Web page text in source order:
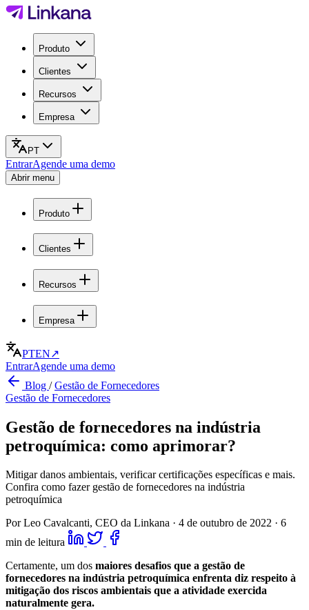
Produto
Clientes
Recursos
Empresa
PT
EntrarAgende uma demo
Abrir menu
Produto
Clientes
Recursos
Empresa
PTEN↗
EntrarAgende uma demo
Blog /Gestão de Fornecedores
Gestão de Fornecedores
Gestão de fornecedores na indústria
petroquímica: como aprimorar?
Mitigar danos ambientais, verificar certificações específicas e mais.
Confira como fazer gestão de fornecedores na indústria
petroquímica
Por Leo Cavalcanti, CEO da Linkana · 4 de outubro de 2022 · 6
min de leitura
Certamente, um dos maiores desafios que a gestão de
fornecedores na indústria petroquímica enfrenta diz respeito à
mitigação dos riscos ambientais que a atividade exercida
naturalmente gera.